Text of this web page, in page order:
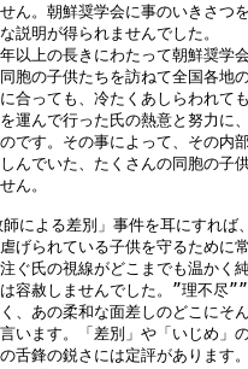
ん。朝鮮奨学会に事のいきさつ
説明が得られませんでした。
上の長きにわたって朝鮮奨学
胞の子供たちを訪ねて全国各地
合っても、冷たくあしらわれて
運んで行った氏の熱意と努力に
です。その事によって、その内
んでいた、たくさんの同胞の子
ん。
による差別」事件を耳にすれば
げられている子供を守るために
ぐ氏の視線がどこまでも温かく
容赦しませんでした。”理不尽
、あの柔和な面差しのどこにそ
います。「差別」や「いじめ」
舌鋒の鋭さには定評があります。